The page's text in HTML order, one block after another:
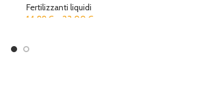
Fertilizzanti liquidi
14,99 € 23,00 €